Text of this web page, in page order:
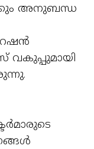
അനുബന്ധ
വകുപ്പുമായി